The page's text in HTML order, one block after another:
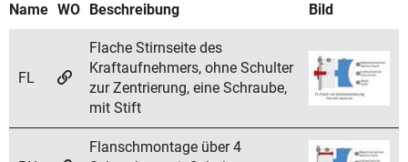
Name WO Beschreibung Bild
FL
Flache Stirnseite des
Kraftaufnehmers, ohne Schulter
zur Zentrierung, eine Schraube,
mit Stift
Flanschmontage über 4